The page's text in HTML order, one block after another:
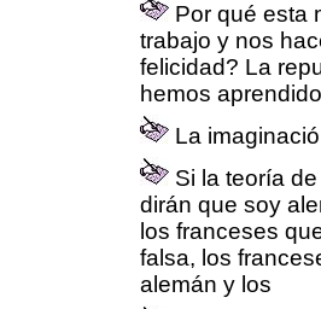
Por qué esta
trabajo y nos
felicidad? La
hemos
La
Si la teoría
dirán que soy
los franceses
falsa, los
alemán y los